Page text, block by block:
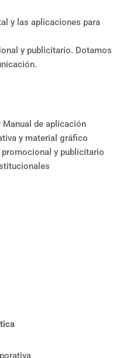
y las aplicaciones para
y publicitario. Dotamos
de aplicación
y material gráfico
y publicitario